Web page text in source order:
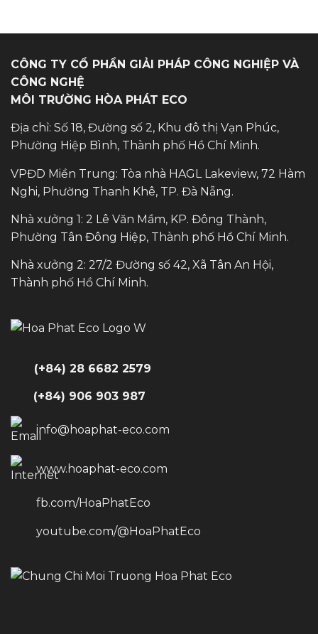
CÔNG TY CỔ PHẦN GIẢI PHÁP CÔNG NGHIỆP VÀ
CÔNG NGHỆ
MÔI TRƯỜNG HÒA PHÁT ECO
Địa chỉ: Số 18, Đường số 2, Khu đô thị Vạn Phúc,
Phường Hiệp Bình, Thành phố Hồ Chí Minh.
VPĐD Miền Trung: Tòa nhà HAGL Lakeview, 72 Hàm
Nghi, Phường Thanh Khê, TP. Đà Nẵng.
Nhà xưởng 1: 2 Lê Văn Mầm, KP. Đông Thành,
Phường Tân Đông Hiệp, Thành phố Hồ Chí Minh.
Nhà xưởng 2: 27/2 Đường số 42, Xã Tân An Hội,
Thành phố Hồ Chí Minh.
(+84) 28 6682 2579
(+84) 906 903 987
info@hoaphat-eco.com
www.hoaphat-eco.com
fb.com/HoaPhatEco
youtube.com/@HoaPhatEco